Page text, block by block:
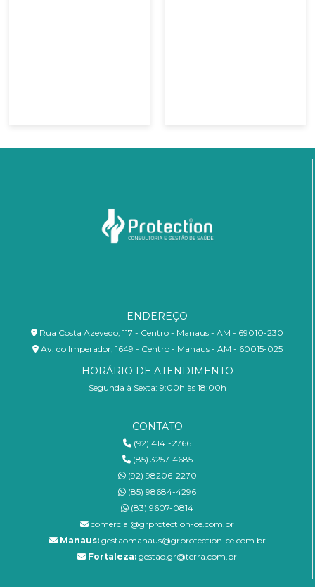
ENDEREÇO
Rua Costa Azevedo, 117 - Centro - Manaus - AM - 69010-230
Av. do Imperador, 1649 - Centro - Manaus - AM - 60015-025
HORÁRIO DE ATENDIMENTO
Segunda à Sexta: 9:00h às 18:00h
CONTATO
(92) 4141-2766
(85) 3257-4685
(92) 98206-2270
(85) 98684-4296
(83) 9607-0814
comercial@grprotection-ce.com.br
Manaus:gestaomanaus@grprotection-ce.com.br
Fortaleza: gestao.gr@terra.com.br